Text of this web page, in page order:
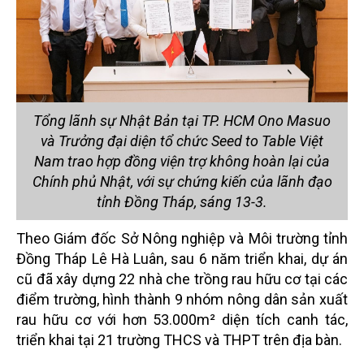
Tổng lãnh sự Nhật Bản tại TP. HCM Ono Masuo
và Trưởng đại diện tổ chức Seed to Table Việt
Nam trao hợp đồng viện trợ không hoàn lại của
Chính phủ Nhật, với sự chứng kiến của lãnh đạo
tỉnh Đồng Tháp, sáng 13-3.
Theo Giám đốc Sở Nông nghiệp và Môi trường tỉnh
Đồng Tháp Lê Hà Luân, sau 6 năm triển khai, dự án
cũ đã xây dựng 22 nhà che trồng rau hữu cơ tại các
điểm trường, hình thành 9 nhóm nông dân sản xuất
rau hữu cơ với hơn 53.000m² diện tích canh tác,
triển khai tại 21 trường THCS và THPT trên địa bàn.